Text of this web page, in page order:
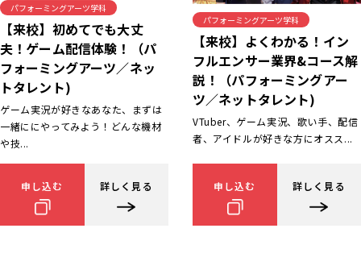
パフォーミングアーツ学科
【来校】初めてでも大丈
夫！ゲーム配信体験！（パ
フォーミングアーツ／ネッ
トタレント)
ゲーム実況が好きなあなた、まずは
一緒ににやってみよう！どんな機材
や技...
申し込む 詳しく見る
パフォーミングアーツ学科
【来校】よくわかる！イン
フルエンサー業界&コース解
説！（パフォーミングアー
ツ／ネットタレント)
VTuber、ゲーム実況、歌い手、配信
者、アイドルが好きな方にオスス...
申し込む 詳しく見る